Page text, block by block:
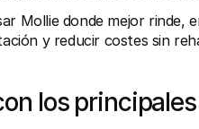
Mollie donde mejor
y reducir costes sin
los